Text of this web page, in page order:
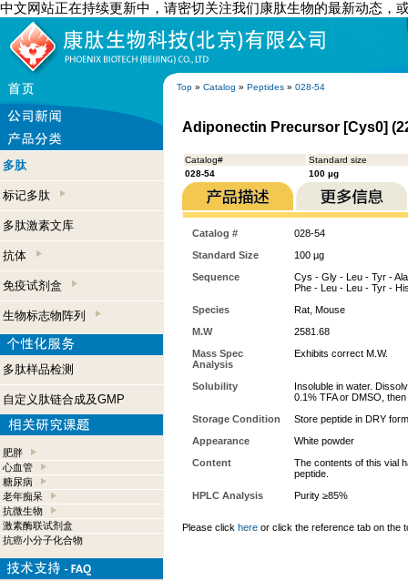
中文网站正在持续更新中，请密切关注我们康肽生物的最新动态，
Top » Catalog » Peptides » 028-54
多肽
标记多肽
多肽激素文库
抗体
免疫试剂盒
生物标志物阵列
多肽样品检测
自定义肽链合成及GMP
肥胖
心血管
糖尿病
老年痴呆
抗微生物
激素酶联试剂盒
抗癌小分子化合物
Adiponectin Precursor [Cys0]
Catalog#
Standard size
028-54
100 µg
Catalog #
028-54
Standard Size
100 µg
Sequence
Cys - Gly - Leu - Tyr -
Phe - Leu - Leu - Tyr -
Species
Rat, Mouse
M.W
2581.68
Mass Spec
Analysis
Exhibits correct M.W.
Solubility
Insoluble in water.
0.1% TFA or DMSO,
Storage Condition
Store peptide in DRY
Appearance
White powder
Content
The contents of this vial
peptide.
HPLC Analysis
Purity ≥85%
Please click here or click the reference tab on the